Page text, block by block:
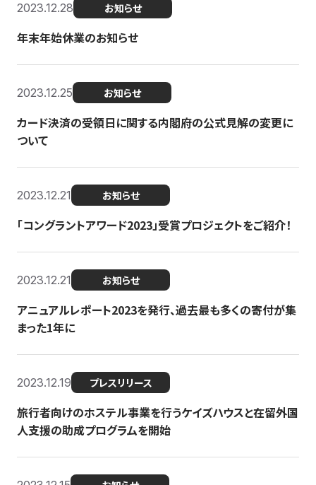
2023.12.28 お知らせ
年末年始休業のお知らせ
2023.12.25 お知らせ
カード決済の受領日に関する内閣府の公式見解の変更に
ついて
2023.12.21 お知らせ
「コングラントアワード2023」受賞プロジェクトをご紹介！
2023.12.21 お知らせ
アニュアルレポート2023を発行、過去最も多くの寄付が集
まった1年に
2023.12.19 プレスリリース
旅行者向けのホステル事業を行うケイズハウスと在留外国
人支援の助成プログラムを開始